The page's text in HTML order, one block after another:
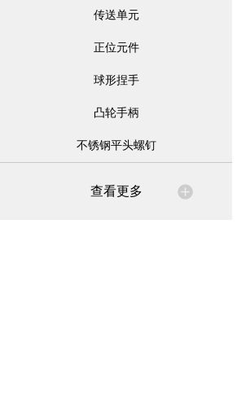
传送单元
正位元件
球形捏手
凸轮手柄
不锈钢平头螺钉
查看更多